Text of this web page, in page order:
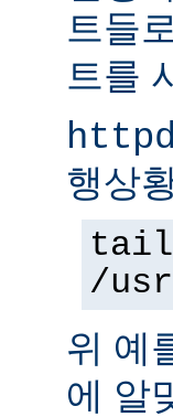
트들로
트를
httpd
행상
/
위 예
에 알